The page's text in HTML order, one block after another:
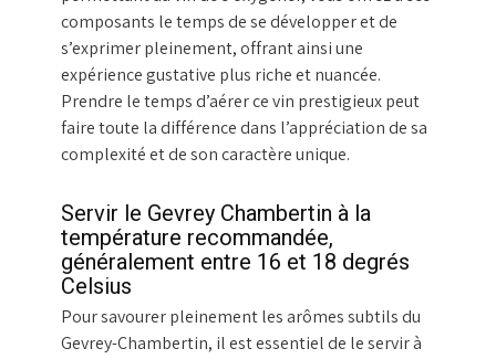
composants le temps de se développer et de
s’exprimer pleinement, offrant ainsi une
expérience gustative plus riche et nuancée.
Prendre le temps d’aérer ce vin prestigieux peut
faire toute la différence dans l’appréciation de sa
complexité et de son caractère unique.
Servir le Gevrey Chambertin à la
température recommandée,
généralement entre 16 et 18 degrés
Celsius
Pour savourer pleinement les arômes subtils du
Gevrey-Chambertin, il est essentiel de le servir à